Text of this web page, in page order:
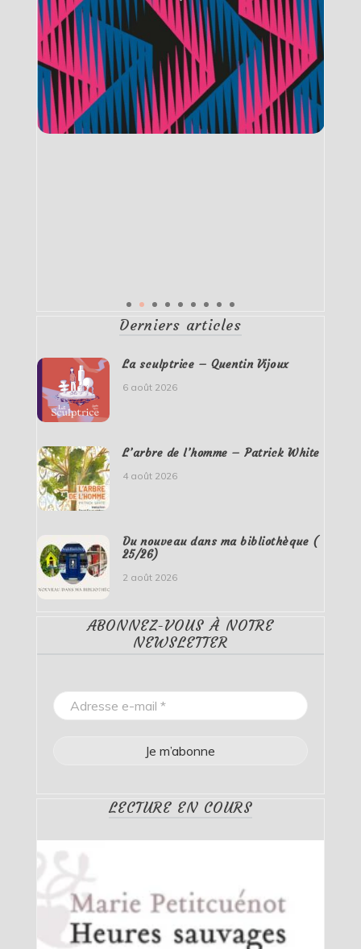
Derniers articles
La sculptrice – Quentin Vijoux
6 août 2026
L’arbre de l’homme – Patrick White
4 août 2026
Du nouveau dans ma bibliothèque (
25/26)
2 août 2026
ABONNEZ-VOUS À NOTRE
NEWSLETTER
LECTURE EN COURS